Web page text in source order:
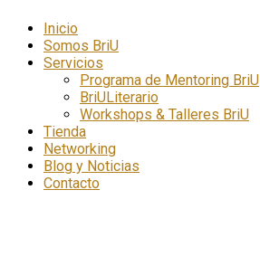
Inicio
Somos BriU
Servicios
Programa de Mentoring BriU
BriULiterario
Workshops & Talleres BriU
Tienda
Networking
Blog y Noticias
Contacto